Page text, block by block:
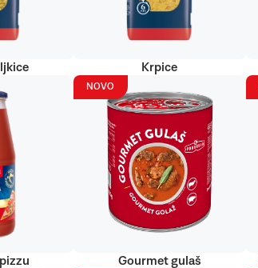
Krpice
NOVO
Gourmet gulaš